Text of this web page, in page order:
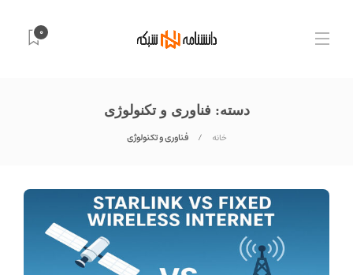
0
دسته: فناوری و تکنولوژی
خانه فناوری و تکنولوژی